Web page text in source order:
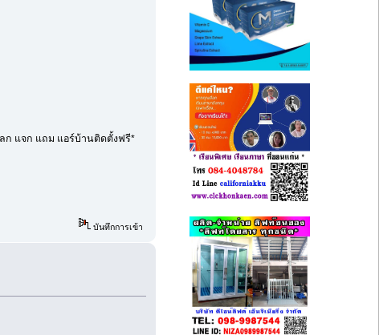
ก แจก แถม แอร์บ้านติดตั้งฟรี*
บันทึกการเข้า